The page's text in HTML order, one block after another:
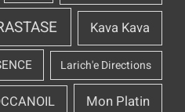
Kava Kava
Larich'e Directions
Mon Platin